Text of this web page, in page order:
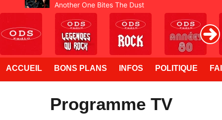
ACCUEIL BONS PLANS INFOS POLITIQUE
Programme TV
Another One Bites The Dust